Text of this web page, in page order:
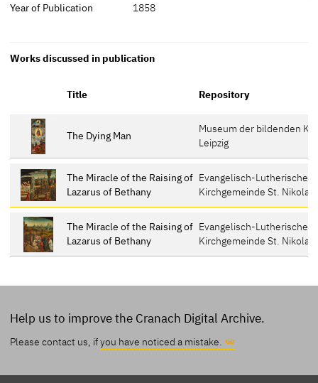
Year of Publication
1858
Works discussed in publication
Title Repository
The Dying Man
Museum der bildenden
Leipzig
The Miracle of the Raising of
Lazarus of Bethany
Evangelisch-Lutherische
Kirchgemeinde St. Nikolai,
The Miracle of the Raising of
Lazarus of Bethany
Evangelisch-Lutherische
Kirchgemeinde St. Nikolai,
Help us to improve the Cranach Digital Archive.
Please contact us, ifyou have noticed a mistake.